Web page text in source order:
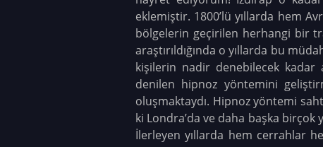
eklemiştir. 1800’lü yıllarda hem
bölgelerin geçirilen herhangi bir
araştırıldığında o yıllarda bu
kişilerin nadir denebilecek kadar
denilen hipnoz yöntemini
oluşmaktaydı. Hipnoz yöntemi
ki Londra’da ve daha başka
İlerleyen yıllarda hem cerrahlar